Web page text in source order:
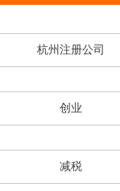
杭州注册公司
创业
减税